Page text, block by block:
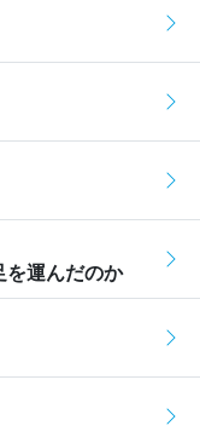
を運んだのか